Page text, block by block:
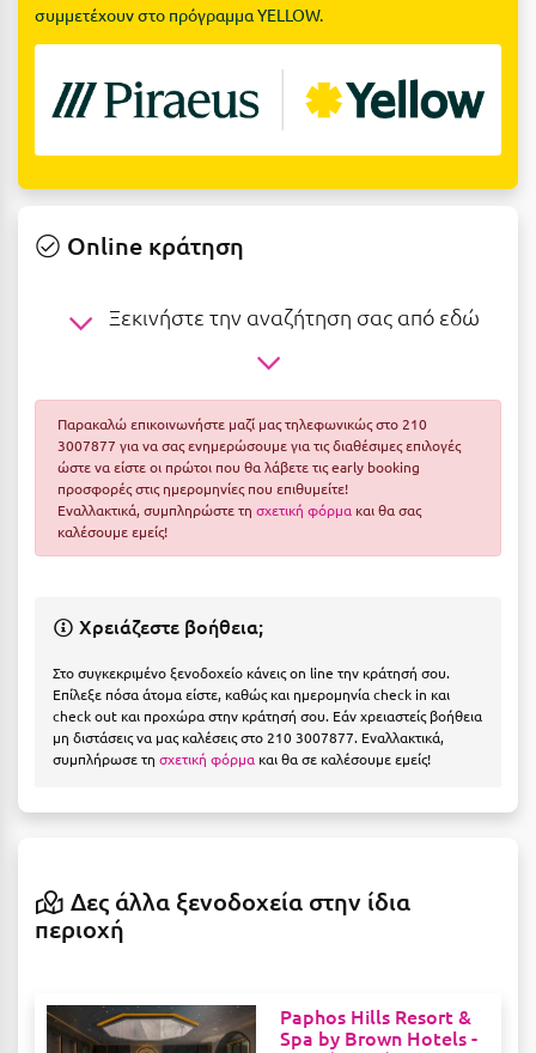
Ελάτη Αρκαδίας
Ελληνικό Αρκαδίας
Ευρυτανία
Ζαγοροχώρια
Ζάκυνθος
Ηράκλειο
Θάσος
Ιεράπετρα
Ιθάκη
Ίος
συμμετέχουν στο πρόγραμμα YELLOW.
Online κράτηση
Ξεκινήστε την αναζήτηση σας από εδώ
Παρακαλώ επικοινωνήστε μαζί μας τηλεφωνικώς στο 210
3007877 για να σας ενημερώσουμε για τις διαθέσιμες επιλογές
ώστε να είστε οι πρώτοι που θα λάβετε τις early booking
προσφορές στις ημερομηνίες που επιθυμείτε!
Εναλλακτικά, συμπληρώστε τη σχετική φόρμακαι θα σας
καλέσουμε εμείς!
Χρειάζεστε βοήθεια;
Στο συγκεκριμένο ξενοδοχείο κάνεις on line την κράτησή σου.
Επίλεξε πόσα άτομα είστε, καθώς και ημερομηνία check in και
check out και προχώρα στην κράτησή σου. Εάν χρειαστείς βοήθεια
μη διστάσεις να μας καλέσεις στο 210 3007877. Εναλλακτικά,
συμπλήρωσε τη σχετική φόρμα και θα σε καλέσουμε εμείς!
Δες άλλα ξενοδοχεία στην ίδια
περιοχή
Paphos Hills Resort &
Spa by Brown Hotels -